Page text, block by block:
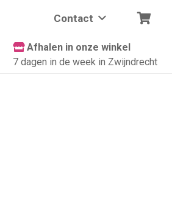
Contact
Afhalen in onze winkel
7 dagen in de week in Zwijndrecht